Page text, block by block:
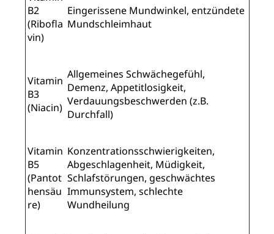
B2
(Ribofla
vin)
Eingerissene Mundwinkel, entzündete
Mundschleimhaut
Vitamin
B3
(Niacin)
Allgemeines Schwächegefühl,
Demenz, Appetitlosigkeit,
Verdauungsbeschwerden (z.B.
Durchfall)
Vitamin
B5
(Pantot
hensäu
re)
Konzentrationsschwierigkeiten,
Abgeschlagenheit, Müdigkeit,
Schlafstörungen, geschwächtes
Immunsystem, schlechte
Wundheilung